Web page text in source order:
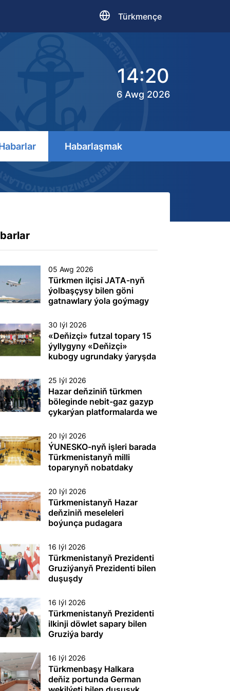
Türkmençe
14:20
6 Awg 2026
Habarlaşmak
05 Awg 2026
Türkmen ilçisi JATA-nyň
ýolbaşçysy bilen göni
gatnawlary ýola goýmagy
30 Iýl 2026
«Deňizçi» futzal topary 15
ýyllygyny «Deňizçi»
kubogy ugrundaky ýaryşda
dabaralandyrdy
25 Iýl 2026
Hazar deňziniň türkmen
böleginde nebit-gaz gazyp
çykarýan platformalarda we
desgalarda (gurluşlarda)
tehnogen heläkçilikleriň
öňüni almak we olary ýok
etmek boýunça
toplumlaýyn türgenleşik
20 Iýl 2026
ÝUNESKO-nyň işleri barada
Türkmenistanyň milli
toparynyň nobatdaky
20 Iýl 2026
Türkmenistanyň Hazar
deňziniň meseleleri
boýunça pudagara
mejlisi geçirildi
16 Iýl 2026
Türkmenistanyň Prezidenti
Gruziýanyň Prezidenti bilen
duşuşdy
16 Iýl 2026
Türkmenistanyň Prezidenti
ilkinji döwlet sapary bilen
Gruziýa bardy
16 Iýl 2026
Türkmenbaşy Halkara
deňiz portunda German